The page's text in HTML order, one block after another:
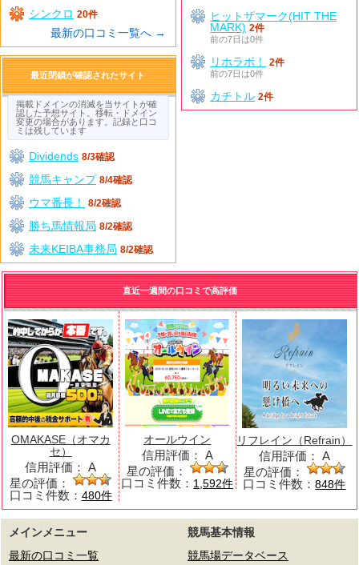
シンクロ 20件
最新の口コミ一覧へ →
ヒットザマーク(HIT THE
MARK) 2件
前の7日は0件
リホラボ！
2件
前の7日は0件
カチトル 2件
最近閉鎖が確認されたサイト
掲載ドメインの消滅を当サイトが確
認した予想サイト。移転・ドメイン
変更の場合があります。記録と口コ
ミは残しています
Dividends 8/3確認
競馬キャンプ 8/4確認
ウマ番長！ 8/2確認
勝ち馬情報局 8/2確認
未来KEIBA事務局 8/2確認
直近一週間の口コミで高評価
OMAKASE（オマカ
セ）
信用評価： A
星の評価：
口コミ件数： 480件
オールウイン
信用評価： A
星の評価：
口コミ件数： 1,592件
リフレイン（Refrain）
信用評価： A
星の評価：
口コミ件数：848件
メインメニュー
最新の口コミ一覧
競馬基本情報
競馬場データベース